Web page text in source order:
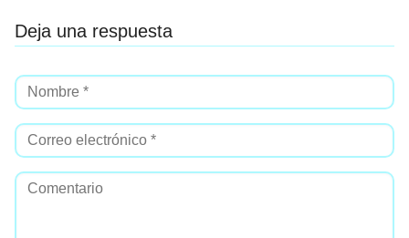
Deja una respuesta